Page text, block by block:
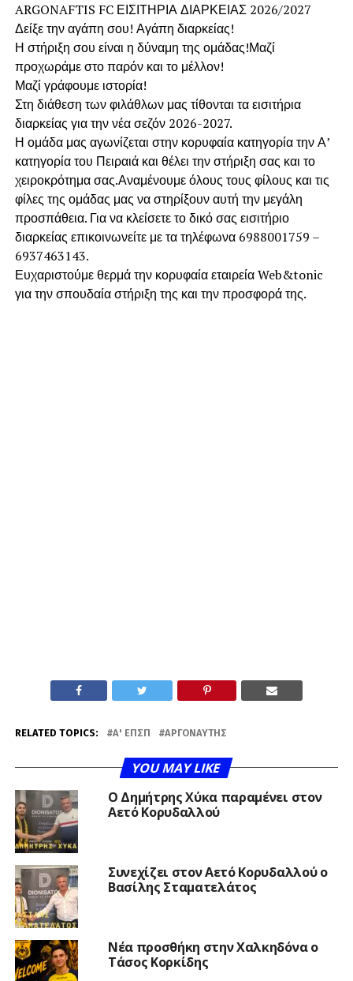
ARGONAFTIS FC ΕΙΣΙΤΗΡΙΑ ΔΙΑΡΚΕΙΑΣ 2026/2027
Δείξε την αγάπη σου! Αγάπη διαρκείας!
Η στήριξη σου είναι η δύναμη της ομάδας!Μαζί
προχωράμε στο παρόν και το μέλλον!
Μαζί γράφουμε ιστορία!
Στη διάθεση των φιλάθλων μας τίθονται τα εισιτήρια
διαρκείας για την νέα σεζόν 2026-2027.
Η ομάδα μας αγωνίζεται στην κορυφαία κατηγορία την Α’
κατηγορία του Πειραιά και θέλει την στήριξη σας και το
χειροκρότημα σας.Αναμένουμε όλους τους φίλους και τις
φίλες της ομάδας μας να στηρίξουν αυτή την μεγάλη
προσπάθεια. Για να κλείσετε το δικό σας εισιτήριο
διαρκείας επικοινωνείτε με τα τηλέφωνα 6988001759 –
6937463143.
Ευχαριστούμε θερμά την κορυφαία εταιρεία Web&tonic
για την σπουδαία στήριξη της και την προσφορά της.
RELATED TOPICS: Α' ΕΠΣΠ ΑΡΓΟΝΑΎΤΗΣ
YOU MAY LIKE
O Δημήτρης Χύκα παραμένει στον
Αετό Κορυδαλλού
Συνεχίζει στον Αετό Κορυδαλλού ο
Βασίλης Σταματελάτος
Νέα προσθήκη στην Χαλκηδόνα ο
Τάσος Κορκίδης